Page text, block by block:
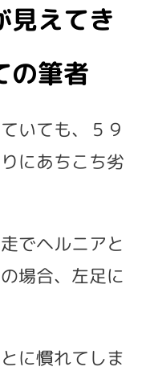
見えてき
の筆者
いても、５９
にあちこち劣
でヘルニアと
場合、左足に
に慣れてしま